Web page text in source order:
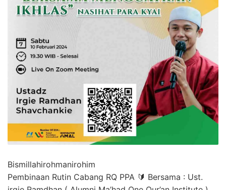
Bismillahirohmanirohim
Pembinaan Rutin Cabang RQ PPA 🔰 Bersama : Ust.